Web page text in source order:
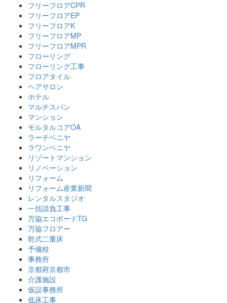
フリーフロアCPR
フリーフロアEP
フリーフロアK
フリーフロアMP
フリーフロアMPR
フローリング
フローリング工事
フロアタイル
ヘアサロン
ホテル
マルチスパン
マンション
モルタルコアOA
ラーチベニヤ
ラワンベニヤ
リゾートマンション
リノベーション
リフォーム
リフォーム産業新聞
レンタルスタジオ
一括請負工事
万協エコボードTG
万協フロアー
乾式二重床
予備校
事務所
京都府京都市
介護施設
仮設事務所
低床工事